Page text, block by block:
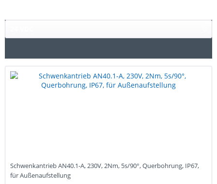
Schwenkantrieb AN40.1-A, 230V, 2Nm, 5s/90°, Querbohrung, IP67,
für Außenaufstellung